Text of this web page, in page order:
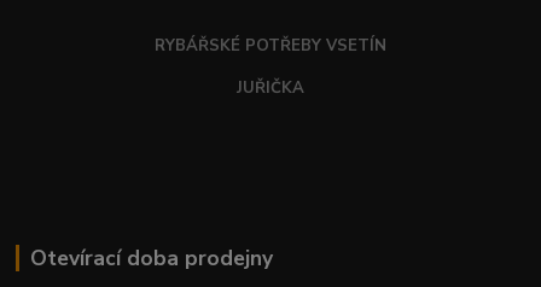
RYBÁŘSKÉ POTŘEBY VSETÍN
JUŘIČKA
Otevírací doba prodejny